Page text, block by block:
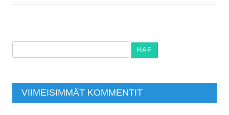
VIIMEISIMMÄT KOMMENTIT